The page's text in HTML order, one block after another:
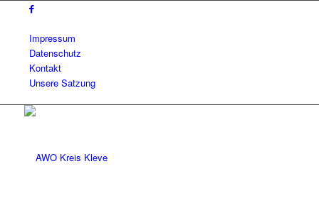
Impressum
Datenschutz
Kontakt
Unsere Satzung